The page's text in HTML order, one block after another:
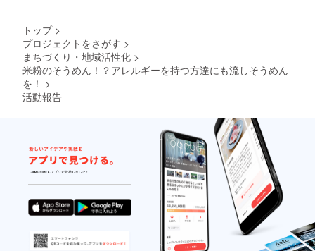
トップ >
プロジェクトをさがす >
まちづくり・地域活性化 >
米粉のそうめん！？アレルギーを持つ方達にも流しそうめん
を！ >
活動報告